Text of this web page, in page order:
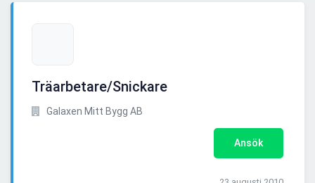
Träarbetare/Snickare
Galaxen Mitt Bygg AB
Ansök